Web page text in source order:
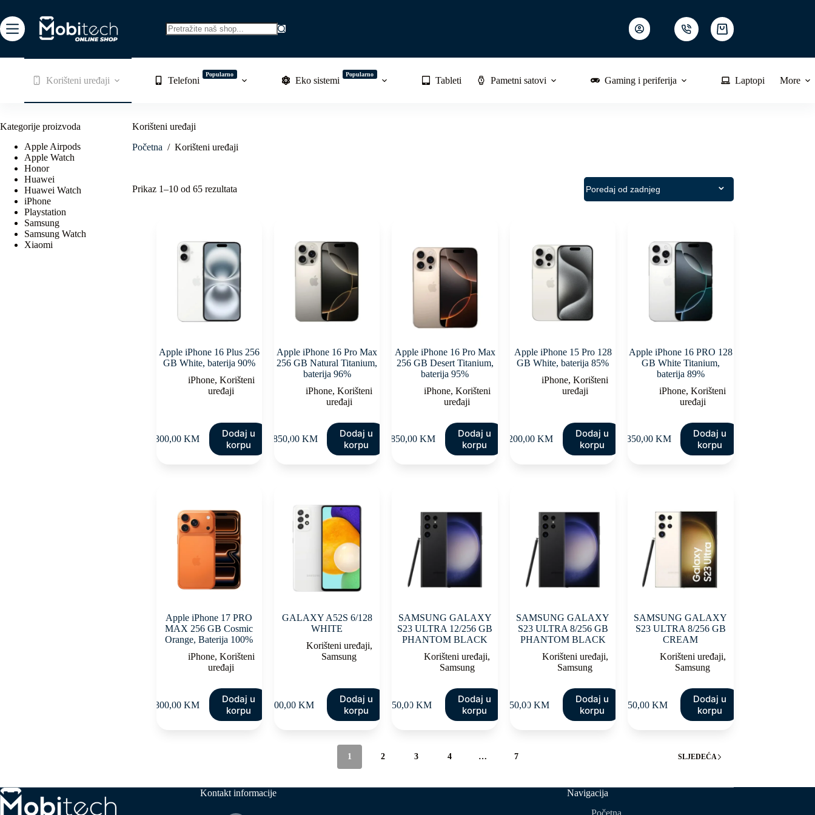
to
content
Shopping
cart
Korišteni uređaji Telefoni
Popularno
Eko sistemi
Popularno
Tableti Pametni satovi Gaming i periferija Laptopi More
Korišteni uređaji
Početna / Korišteni uređaji
Prikaz 1–10 od 65 rezultataSorted
Apple iPhone 16 Plus 256
GB White, baterija 90%
iPhone, Korišteni
uređaji
1.300,00KM
Dodaj u
korpu
Apple iPhone 16 Pro Max
256 GB Natural Titanium,
baterija 96%
iPhone,Korišteni
uređaji
1.850,00 KM
Dodaj u
korpu
Apple iPhone 16 Pro Max
256 GB Desert Titanium,
baterija 95%
iPhone, Korišteni
uređaji
1.850,00KM
Dodaj u
korpu
Apple iPhone 15 Pro 128
GB White, baterija 85%
iPhone,Korišteni
uređaji
1.200,00KM
Dodaj u
korpu
Apple iPhone 16 PRO 128
GB White Titanium,
baterija 89%
iPhone,Korišteni
uređaji
1.350,00 KM
Dodaj u
korpu
Apple iPhone 17 PRO
MAX 256 GB Cosmic
Orange, Baterija 100%
iPhone, Korišteni
uređaji
2.300,00KM
Dodaj u
korpu
GALAXY A52S 6/128
WHITE
Korišteni uređaji,
Samsung
200,00 KM
Dodaj u
korpu
SAMSUNG GALAXY
S23 ULTRA 12/256 GB
PHANTOM BLACK
Korišteni uređaji,
Samsung
950,00KM
Dodaj u
korpu
SAMSUNG GALAXY
S23 ULTRA 8/256 GB
PHANTOM BLACK
Korišteni uređaji,
Samsung
850,00KM
Dodaj u
korpu
SAMSUNG GALAXY
S23 ULTRA 8/256 GB
CREAM
Korišteni uređaji,
Samsung
850,00 KM
Dodaj u
korpu
1 2 3 4 … 7 SLJEDEĆA
Kategorije proizvoda
Apple Airpods
Apple Watch
Honor
Huawei
Huawei Watch
iPhone
Playstation
Samsung
Samsung Watch
Xiaomi
Kontakt informacije
Navigacija
Početna